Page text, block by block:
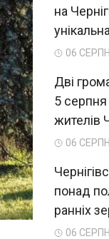
на
06
Дві
5 серпня
жителів
06
понад
ранніх
06